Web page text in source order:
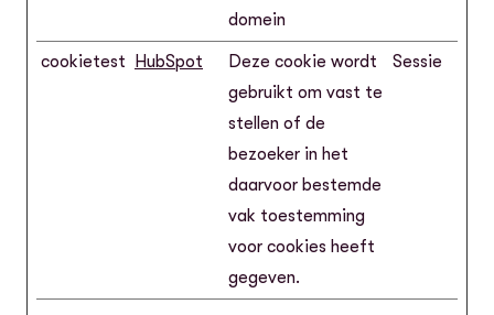
domein
cookietest HubSpot
Deze cookie wordt
gebruikt om vast te
stellen of de
bezoeker in het
daarvoor bestemde
vak toestemming
voor cookies heeft
gegeven.
Sessie